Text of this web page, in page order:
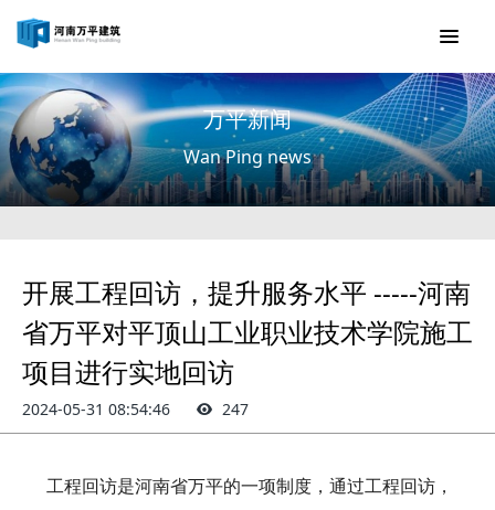
万平新闻
Wan Ping news
开展工程回访，提升服务水平 -----河南
省万平对平顶山工业职业技术学院施工
项目进行实地回访
2024-05-31 08:54:46 247
工程回访是河南省万平的一项制度， 通过工程回访，